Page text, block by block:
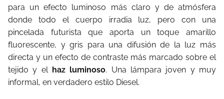
para un efecto luminoso más claro y de atmósfera
donde todo el cuerpo irradia luz, pero con una
pincelada futurista que aporta un toque amarillo
fluorescente, y gris para una difusión de la luz más
directa y un efecto de contraste más marcado sobre el
tejido y el haz luminoso. Una lámpara joven y muy
informal, en verdadero estilo Diesel.